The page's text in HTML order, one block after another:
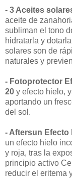
- 3 Aceites
aceite de
subliman el tono
hidratarla y
solares son de
naturales y
- Fotoprotector
20 y efecto hielo,
aportando un
del sol.
- Aftersun Efecto
un efecto hielo
y roja, tras la
principio activo
reducir el eritema